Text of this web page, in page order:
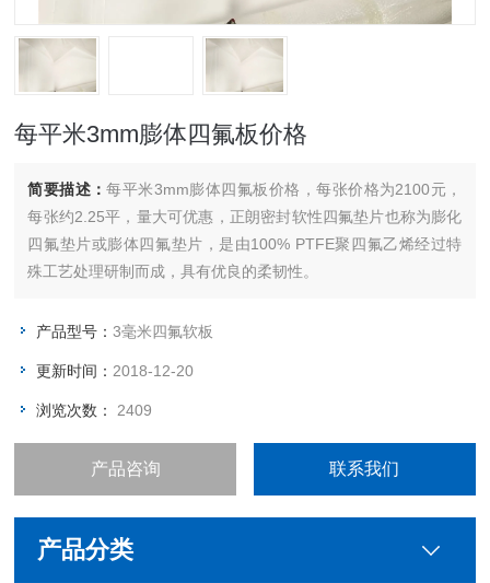
每平米3mm膨体四氟板价格
简要描述：每平米3mm膨体四氟板价格，每张价格为2100元，
每张约2.25平，量大可优惠，正朗密封软性四氟垫片也称为膨化
四氟垫片或膨体四氟垫片，是由100% PTFE聚四氟乙烯经过特
殊工艺处理研制而成，具有优良的柔韧性。
产品型号：3毫米四氟软板
更新时间： 2018-12-20
浏览次数： 2409
产品咨询 联系我们
产品分类